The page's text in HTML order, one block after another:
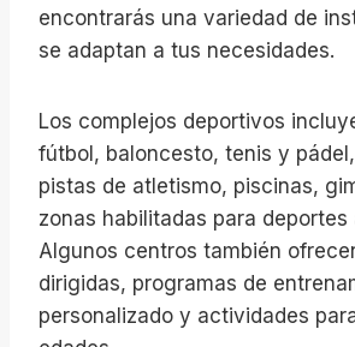
encontrarás una variedad de
se adaptan a tus necesidades.
Los complejos deportivos
fútbol, baloncesto, tenis y
pistas de atletismo, piscinas,
zonas habilitadas para deportes
Algunos centros también
dirigidas, programas de
personalizado y actividades